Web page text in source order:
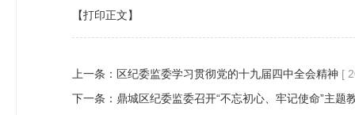
【打印正文】
上一条： 区纪委监委学习贯彻党的十九届四中全会精神 [
下一条： 鼎城区纪委监委召开“不忘初心、牢记使命”主题